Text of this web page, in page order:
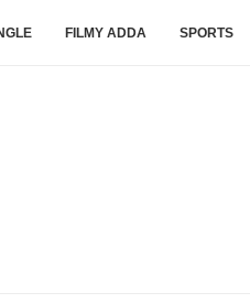
FILMY ADDA SPORTS